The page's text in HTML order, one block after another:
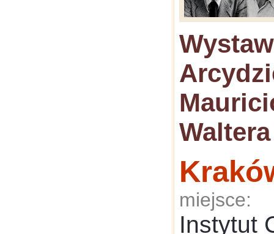
miejsce:
Instytut